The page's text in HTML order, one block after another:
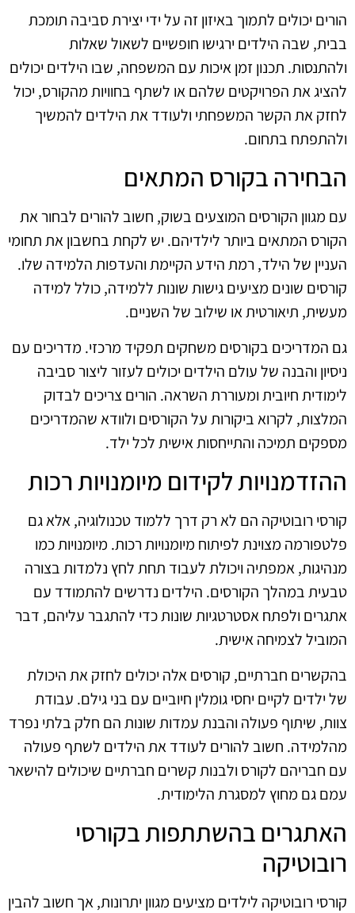
הורים יכולים לתמוך באיזון זה על ידי יצירת סביבה תומכת
בבית, שבה הילדים ירגישו חופשיים לשאול שאלות
ולהתנסות. תכנון זמן איכות עם המשפחה, שבו הילדים יכולים
להציג את הפרויקטים שלהם או לשתף בחוויות מהקורס, יכול
לחזק את הקשר המשפחתי ולעודד את הילדים להמשיך
ולהתפתח בתחום.
הבחירה בקורס המתאים
עם מגוון הקורסים המוצעים בשוק, חשוב להורים לבחור את
הקורס המתאים ביותר לילדיהם. יש לקחת בחשבון את תחומי
העניין של הילד, רמת הידע הקיימת והעדפות הלמידה שלו.
קורסים שונים מציעים גישות שונות ללמידה, כולל למידה
מעשית, תיאורטית או שילוב של השניים.
גם המדריכים בקורסים משחקים תפקיד מרכזי. מדריכים עם
ניסיון והבנה של עולם הילדים יכולים לעזור ליצור סביבה
לימודית חיובית ומעוררת השראה. הורים צריכים לבדוק
המלצות, לקרוא ביקורות על הקורסים ולוודא שהמדריכים
מספקים תמיכה והתייחסות אישית לכל ילד.
ההזדמנויות לקידום מיומנויות רכות
קורסי רובוטיקה הם לא רק דרך ללמוד טכנולוגיה, אלא גם
פלטפורמה מצוינת לפיתוח מיומנויות רכות. מיומנויות כמו
מנהיגות, אמפתיה ויכולת לעבוד תחת לחץ נלמדות בצורה
טבעית במהלך הקורסים. הילדים נדרשים להתמודד עם
אתגרים ולפתח אסטרטגיות שונות כדי להתגבר עליהם, דבר
המוביל לצמיחה אישית.
בהקשרים חברתיים, קורסים אלה יכולים לחזק את היכולת
של ילדים לקיים יחסי גומלין חיוביים עם בני גילם. עבודת
צוות, שיתוף פעולה והבנת עמדות שונות הם חלק בלתי נפרד
מהלמידה. חשוב להורים לעודד את הילדים לשתף פעולה
עם חבריהם לקורס ולבנות קשרים חברתיים שיכולים להישאר
עמם גם מחוץ למסגרת הלימודית.
האתגרים בהשתתפות בקורסי
רובוטיקה
קורסי רובוטיקה לילדים מציעים מגוון יתרונות, אך חשוב להבין